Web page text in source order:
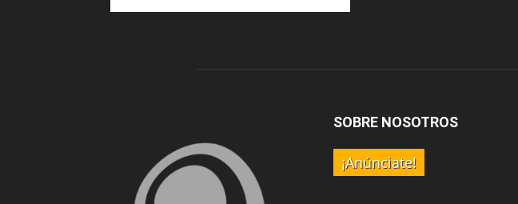
SOBRE NOSOTROS
¡Anúnciate!